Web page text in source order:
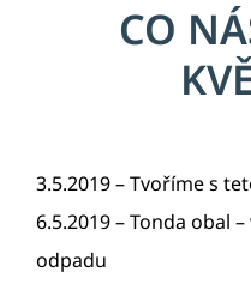
CO
3.5.2019 – Tvoříme s
6.5.2019 – Tonda obal
odpadu